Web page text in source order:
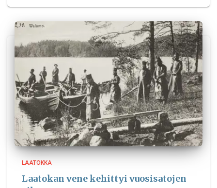
LAATOKKA
Laatokan vene kehittyi vuosisatojen